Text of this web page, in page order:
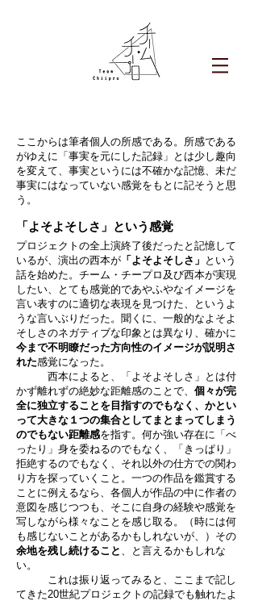
ここからは筆者個人の所感である。所感である
がゆえに「事実を元にした記録」とは少し趣向
を変えて、事実というには不確かな記憶、未だ
事実にはなっていない感覚をもとに記そうと思
う。
「よそよそしさ」という感覚
プロジェクトの全上演終了後だったと記憶して
いるが、演出の西本が 「よそよそしさ」 という
話を始めた。チーム・チープロ及び西本が実現
したい、とても感覚的であやふやなイメージを
言い表すのに適切な表現を見つけた、というよ
うな言いぶりだった。聞くに、一般的なよそよ
そしさのネガティブな印象とは異なり、確かに
今まで不明瞭だった方向性のイメージが説明さ
れた感覚になった。
西本によると、「よそよそしさ」とは付
かず離れずの絶妙な距離感のことで、 個々が完
全に独立することを目指すのでもなく、かとい
って大きな１つの集合としてまとまってしまう
のでもない距離感を指す。何か強い存在に「べ
ったり」身を委ねるのでもなく、「きっぱり」
拒絶するのでもなく、それ以外の仕方での関わ
り方を探っていくこと。一つの作品を鑑賞する
ことに例えるなら、各個人が作品の中に作者の
意図を感じつつも、そこに自身の経験や感覚を
写しながら様々なことを感じ取る。（時には何
も感じないことがあるかもしれないが、）その
余地を残し続けること 、と言えるかもしれな
い。
これは振り返ってみると、ここまで記し
てきた20世紀プロジェクトの記録でも触れたよ